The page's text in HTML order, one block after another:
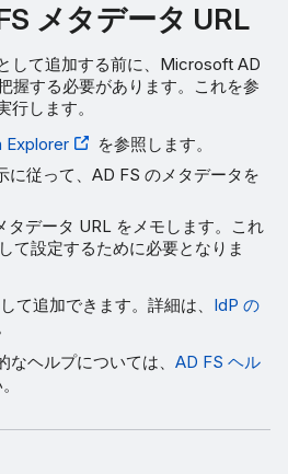
メタデータ URL
して追加する前に、Microsoft AD
握する必要があります。これを参
します。
Explorer
を参照します。
に従って、AD FS のメタデータを
データ URL をメモします。これ
て設定するために必要となりま
て追加できます。詳細は、 IdP の
ヘルプについては、 AD FS ヘル